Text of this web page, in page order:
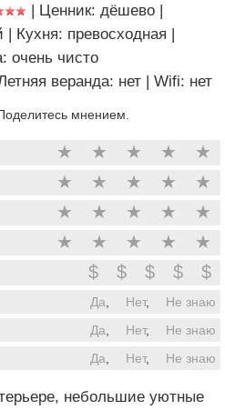
| Ценник: дёшево |
| Кухня: превосходная |
очень чисто
веранда: нет | Wifi: нет
мнением.
★ ★ ★ ★ ★
★ ★ ★ ★ ★
★ ★ ★ ★ ★
★ ★ ★ ★ ★
$ $ $ $ $
Да Нет,
Не знаю
Да Нет,
Не знаю
Да Нет, Не знаю
небольшие уютные